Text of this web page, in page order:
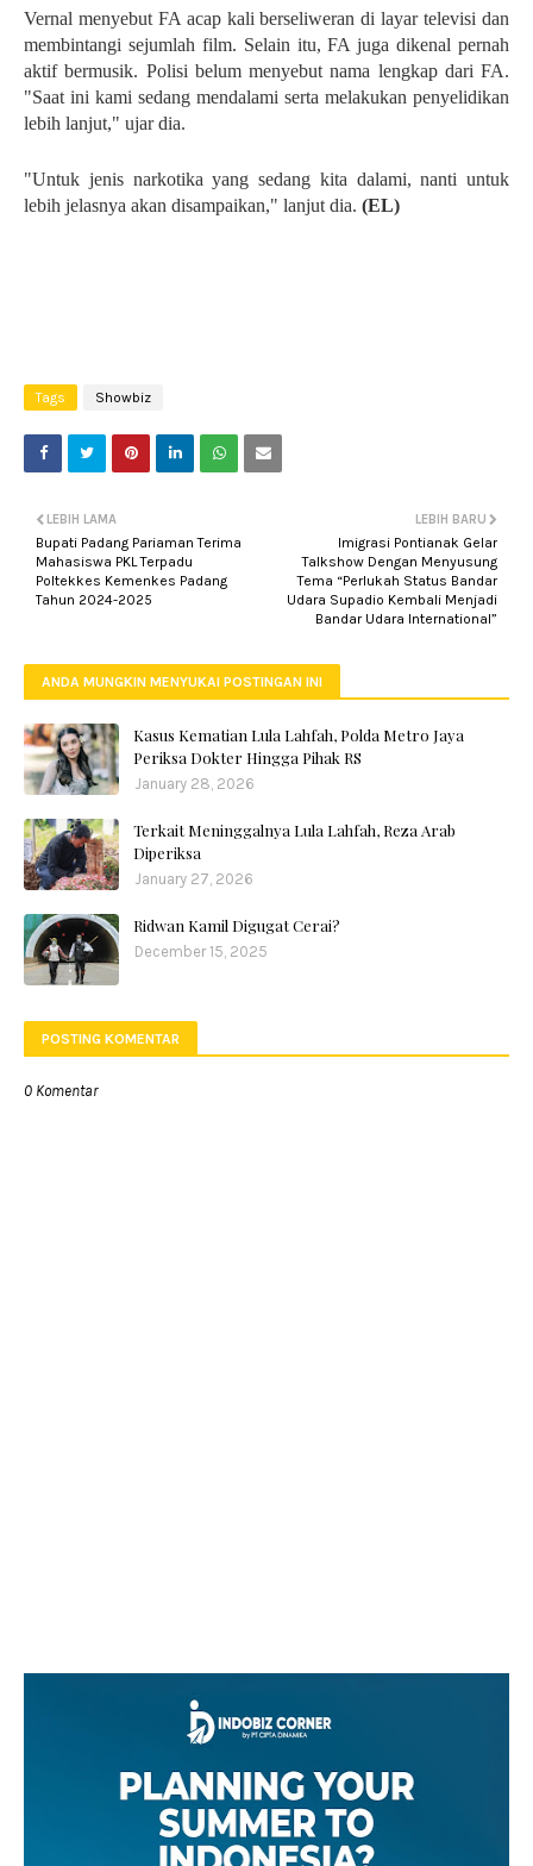
Vernal menyebut FA acap kali berseliweran di layar televisi dan
membintangi sejumlah film. Selain itu, FA juga dikenal pernah
aktif bermusik. Polisi belum menyebut nama lengkap dari FA.
"Saat ini kami sedang mendalami serta melakukan penyelidikan
lebih lanjut," ujar dia.
"Untuk jenis narkotika yang sedang kita dalami, nanti untuk
lebih jelasnya akan disampaikan," lanjut dia. (EL)
Tags Showbiz
LEBIH BARU
Imigrasi Pontianak Gelar
Talkshow Dengan Menyusung
Tema “Perlukah Status Bandar
Udara Supadio Kembali Menjadi
Bandar Udara International”
LEBIH LAMA
Bupati Padang Pariaman Terima
Mahasiswa PKL Terpadu
Poltekkes Kemenkes Padang
Tahun 2024-2025
ANDA MUNGKIN MENYUKAI POSTINGAN INI
Kasus Kematian Lula Lahfah, Polda Metro Jaya
Periksa Dokter Hingga Pihak RS
January 28, 2026
Terkait Meninggalnya Lula Lahfah, Reza Arab
Diperiksa
January 27, 2026
Ridwan Kamil Digugat Cerai?
December 15, 2025
POSTING KOMENTAR
0 Komentar